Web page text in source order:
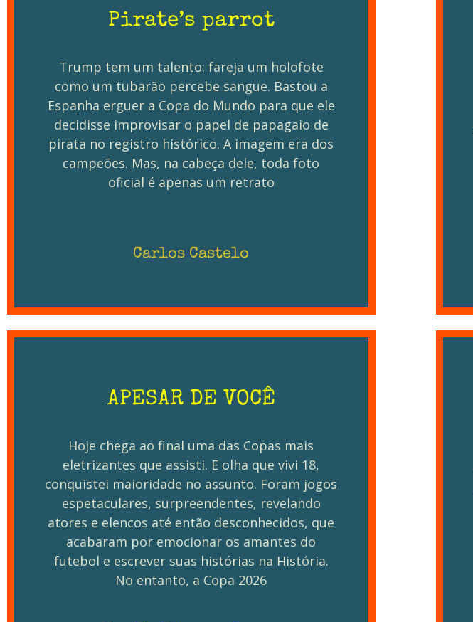
Pirate’s parrot
Trump tem um talento: fareja um holofote
como um tubarão percebe sangue. Bastou a
Espanha erguer a Copa do Mundo para que ele
decidisse improvisar o papel de papagaio de
pirata no registro histórico. A imagem era dos
campeões. Mas, na cabeça dele, toda foto
oficial é apenas um retrato
Carlos Castelo
APESAR DE VOCÊ
Hoje chega ao final uma das Copas mais
eletrizantes que assisti. E olha que vivi 18,
conquistei maioridade no assunto. Foram jogos
espetaculares, surpreendentes, revelando
atores e elencos até então desconhecidos, que
acabaram por emocionar os amantes do
futebol e escrever suas histórias na História.
No entanto, a Copa 2026